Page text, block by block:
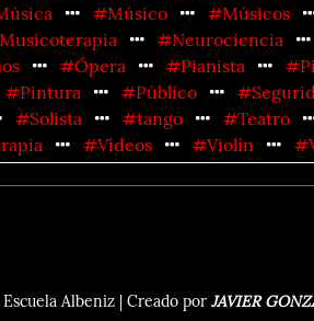
#Músico
#Músicos
#Neurociencia
#Ópera #Pianista
#Pintura
#Público
#Solista
#tango
#Teatro
#Vídeos #Violín
Albeniz | Creado por JAVIER